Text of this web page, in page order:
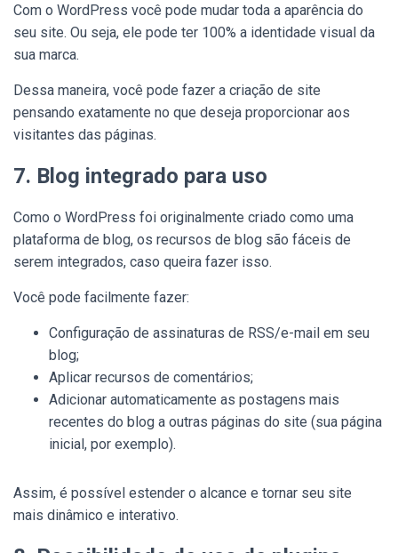
Com o WordPress você pode mudar toda a aparência do
seu site. Ou seja, ele pode ter 100% a identidade visual da
sua marca.
Dessa maneira, você pode fazer a criação de site
pensando exatamente no que deseja proporcionar aos
visitantes das páginas.
7. Blog integrado para uso
Como o WordPress foi originalmente criado como uma
plataforma de blog, os recursos de blog são fáceis de
serem integrados, caso queira fazer isso.
Você pode facilmente fazer:
Configuração de assinaturas de RSS/e-mail em seu
blog;
Aplicar recursos de comentários;
Adicionar automaticamente as postagens mais
recentes do blog a outras páginas do site (sua página
inicial, por exemplo).
Assim, é possível estender o alcance e tornar seu site
mais dinâmico e interativo.